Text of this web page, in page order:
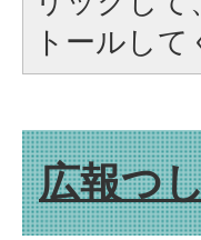
トールして
広報つ